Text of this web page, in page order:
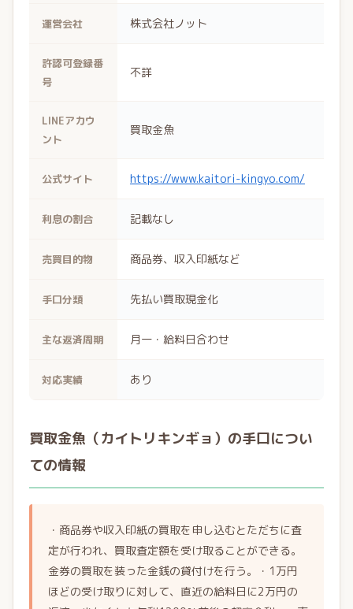
運営会社 株式会社ノット
許認可登録番
号
不詳
LINEアカウ
ント
買取金魚
公式サイト https://www.kaitori-kingyo.com/
利息の割合 記載なし
売買目的物 商品券、収入印紙など
手口分類 先払い買取現金化
主な返済周期 月一・給料日合わせ
対応実績 あり
買取金魚（カイトリキンギョ）の手口につい
ての情報
・商品券や収入印紙の買取を申し込むとただちに査
定が行われ、買取査定額を受け取ることができる。
金券の買取を装った金銭の貸付けを行う。・1万円
ほどの受け取りに対して、直近の給料日に2万円の